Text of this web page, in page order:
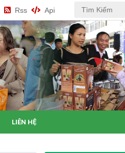
Rss Api
LIÊN HỆ
CỔNG
Khi khoa học - công
đột phá
Chế biến sâu – Nâng
sản
“Đi tắt, đón đầu” các
công nghệ tương lai
Quảng bá hình ảnh
bè trong nước và